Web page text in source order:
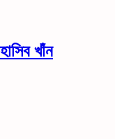
খাঁন